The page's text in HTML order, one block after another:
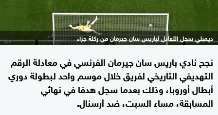
ديمبلي سجل التعادل لباريس سان جيرمان من ركلة جزاء
نجح نادي باريس سان جيرمان الفرنسي في معادلة الرقم
التهديفي التاريخي لفريق خلال موسم واحد لبطولة دوري
أبطال أوروبا، وذلك بعدما سجل هدفا في نهائي
المسابقة، مساء السبت، ضد أرسنال.